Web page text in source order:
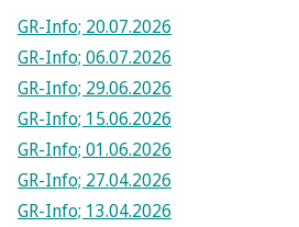
GR-Info; 20.07.2026
GR-Info; 06.07.2026
GR-Info; 29.06.2026
GR-Info; 15.06.2026
GR-Info; 01.06.2026
GR-Info; 27.04.2026
GR-Info; 13.04.2026